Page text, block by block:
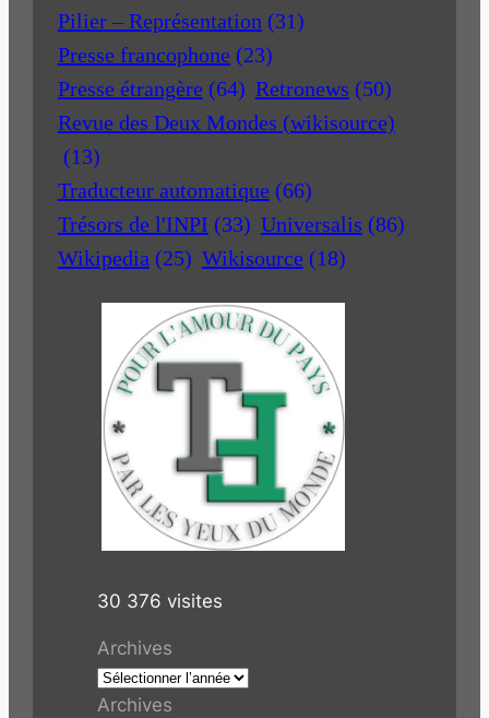
Pilier – Représentation (31)
Presse francophone (23)
Presse étrangère (64) Retronews (50)
Revue des Deux Mondes (wikisource)
(13)
Traducteur automatique (66)
Trésors de l'INPI (33) Universalis (86)
Wikipedia (25) Wikisource (18)
30 376 visites
Archives
Archives